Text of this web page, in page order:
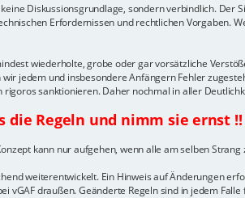
Diskussionsgrundlage, sondern verbindlich.
Erfordernissen und rechtlichen Vorgaben.
wiederholte, grobe oder gar vorsätzliche
jedem und insbesondere Anfängern Fehler
sanktionieren. Daher nochmal in aller
die Regeln und nimm sie ernst !!
kann nur aufgehen, wenn alle am selben Strang
weiterentwickelt. Ein Hinweis auf Änderungen
vGAF draußen. Geänderte Regeln sind in jedem